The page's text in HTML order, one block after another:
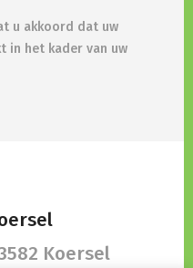
u akkoord dat uw
in het kader van uw
Koersel